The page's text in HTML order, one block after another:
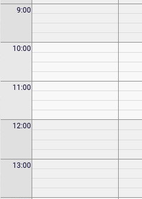
9:00
10:00
11:00
12:00
13:00